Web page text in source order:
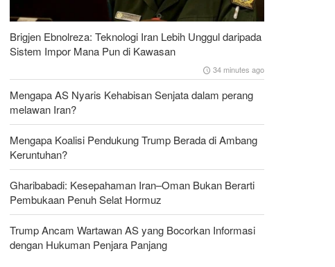
Brigjen Ebnolreza: Teknologi Iran Lebih Unggul daripada
Sistem Impor Mana Pun di Kawasan
34 minutes ago
Mengapa AS Nyaris Kehabisan Senjata dalam perang
melawan Iran?
Mengapa Koalisi Pendukung Trump Berada di Ambang
Keruntuhan?
Gharibabadi: Kesepahaman Iran–Oman Bukan Berarti
Pembukaan Penuh Selat Hormuz
Trump Ancam Wartawan AS yang Bocorkan Informasi
dengan Hukuman Penjara Panjang